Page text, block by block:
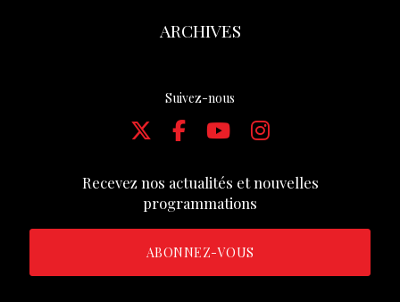
ARCHIVES
Suivez-nous
Recevez nos actualités et nouvelles
programmations
ABONNEZ-VOUS